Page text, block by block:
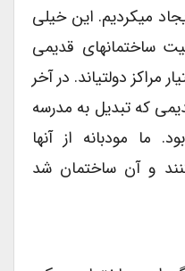
میکردیم. این خیلی
ساختمانهای قدیمی
مراکز دولتیاند. در آخر
که تبدیل به مدرسه
مودبانه از آنها
و آن ساختمان شد